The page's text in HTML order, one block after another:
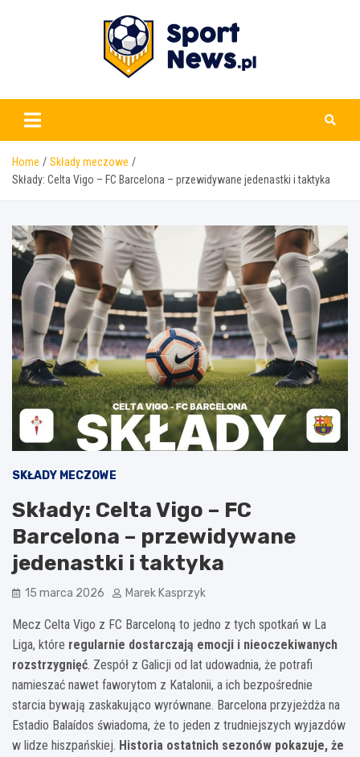
www.sportnews.pl
Home
Składy meczowe
Składy: Celta Vigo – FC Barcelona – przewidywane jedenastki i taktyka
SKŁADY MECZOWE
Składy: Celta Vigo – FC
Barcelona – przewidywane
jedenastki i taktyka
15 marca 2026 Marek Kasprzyk
Mecz Celta Vigo z FC Barceloną to jedno z tych spotkań w La
Liga, które regularnie dostarczają emocji i nieoczekiwanych
rozstrzygnięć. Zespół z Galicji od lat udowadnia, że potrafi
namieszać nawet faworytom z Katalonii, a ich bezpośrednie
starcia bywają zaskakująco wyrównane. Barcelona przyjeżdża na
Estadio Balaídos świadoma, że to jeden z trudniejszych wyjazdów
w lidze hiszpańskiej. Historia ostatnich sezonów pokazuje, że